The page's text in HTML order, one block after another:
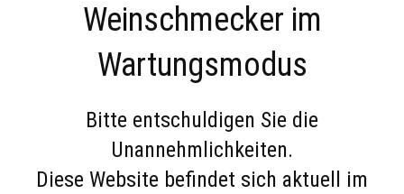
Weinschmecker im
Wartungsmodus
Bitte entschuldigen Sie die
Unannehmlichkeiten.
Diese Website befindet sich aktuell im